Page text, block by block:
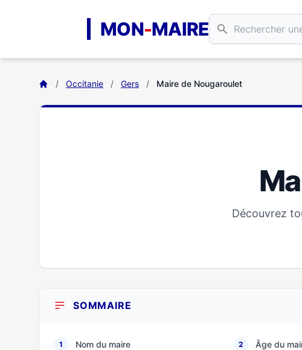
MON-MAIRE
/ Occitanie / Gers / Maire de Nougaroulet
Découvrez
SOMMAIRE
1 Nom du maire 2 Âge du